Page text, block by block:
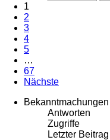
1
2
3
4
5
…
67
Nächste
Bekanntmachungen
Antworten
Zugriffe
Letzter Beitrag